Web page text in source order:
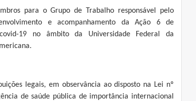
para o Grupo de Trabalho responsável pelo
e acompanhamento da Ação 6 de
19 no âmbito da Universidade Federal da
legais, em observância ao disposto na Lei nº
de saúde pública de importância internacional